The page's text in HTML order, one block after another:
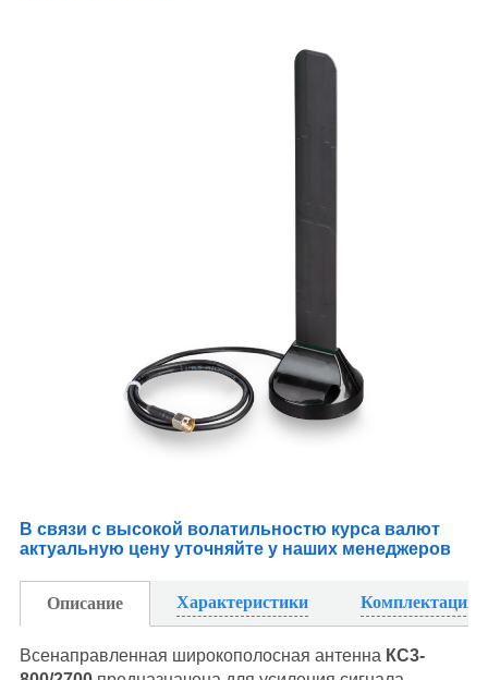
В связи с высокой волатильностю курса валют
актуальную цену уточняйте у наших менеджеров
Описание Характеристики Комплектация
Всенаправленная широкополосная антенна КС3-